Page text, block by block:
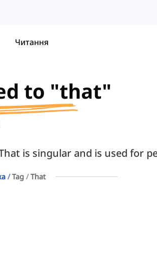
Читання
to "that"
is singular and is used for
Tag That